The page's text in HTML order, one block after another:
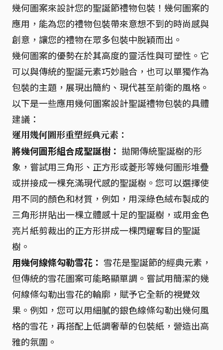
幾何圖案來設計您的聖誕節禮物包裝！幾何圖案的
應用，能為您的禮物包裝帶來意想不到的時尚感與
創意，讓您的禮物在眾多包裝中脫穎而出。
幾何圖案的優勢在於其高度的靈活性與可塑性。它
可以與傳統的聖誕元素巧妙融合，也可以單獨作為
包裝的主題，展現出簡約、現代甚至前衛的風格。
以下是一些應用幾何圖案設計聖誕禮物包裝的具體
建議：
運用幾何圖形重塑經典元素：
將幾何圖形組合成聖誕樹： 拋開傳統聖誕樹的形
象，嘗試用三角形、正方形或菱形等幾何圖形堆疊
或拼接成一棵充滿現代感的聖誕樹。您可以選擇使
用不同的顏色和材質，例如，用深綠色絨布製成的
三角形拼貼出一棵立體感十足的聖誕樹，或用金色
亮片紙剪裁出的正方形拼成一棵閃耀奪目的聖誕
樹。
用幾何線條勾勒雪花： 雪花是聖誕節的經典元素，
但傳統的雪花圖案可能略顯單調。嘗試用簡潔的幾
何線條勾勒出雪花的輪廓，賦予它全新的視覺效
果。例如，您可以用細膩的銀色線條勾勒出幾何風
格的雪花，再搭配上低調奢華的包裝紙，營造出高
雅的氛圍。